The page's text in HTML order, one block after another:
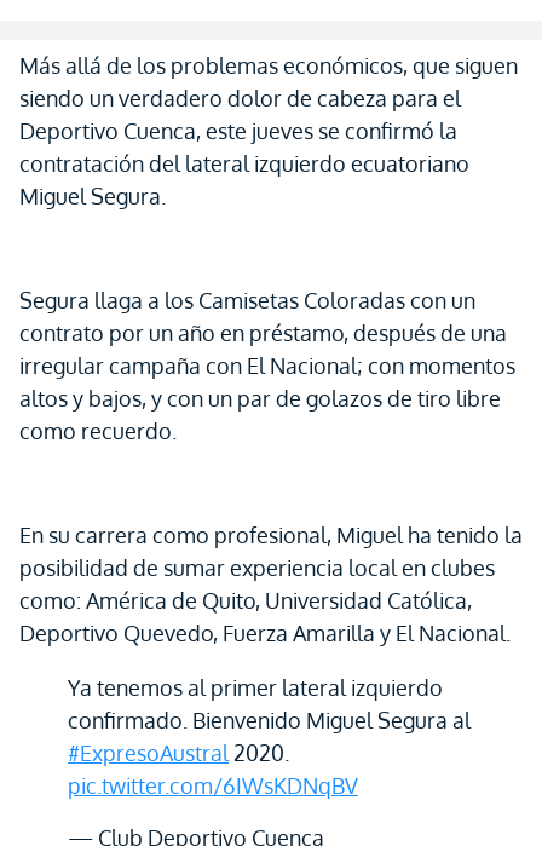
Más allá de los problemas económicos, que siguen
siendo un verdadero dolor de cabeza para el
Deportivo Cuenca, este jueves se confirmó la
contratación del lateral izquierdo ecuatoriano
Miguel Segura.
Segura llaga a los Camisetas Coloradas con un
contrato por un año en préstamo, después de una
irregular campaña con El Nacional; con momentos
altos y bajos, y con un par de golazos de tiro libre
como recuerdo.
En su carrera como profesional, Miguel ha tenido la
posibilidad de sumar experiencia local en clubes
como: América de Quito, Universidad Católica,
Deportivo Quevedo, Fuerza Amarilla y El Nacional.
Ya tenemos al primer lateral izquierdo
confirmado. Bienvenido Miguel Segura al
#ExpresoAustral 2020.
pic.twitter.com/6IWsKDNqBV
— Club Deportivo Cuenca